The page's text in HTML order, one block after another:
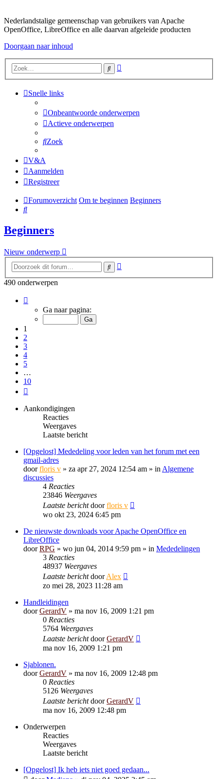
Nederlandstalige gemeenschap van gebruikers van Apache
OpenOffice, LibreOffice en alle daarvan afgeleide producten
Doorgaan naar inhoud
Zoek
Snelle links
Onbeantwoorde onderwerpen
Actieve onderwerpen
Zoek
V&A
Aanmelden
Registreer
Forumoverzicht Om te beginnen Beginners
Zoek
Beginners
Nieuw onderwerp
Zoek
490 onderwerpen
van
Ga naar pagina:
1
2
3
4
5
…
10
Aankondigingen
Reacties
Weergaves
Laatste bericht
[Opgelost] Mededeling voor leden van het forum met een
gmail-adres
doorfloris v » za apr 27, 2024 12:54 am » in Algemene
discussies
4 Reacties
23846 Weergaves
Laatste berichtdoorfloris v
wo okt 23, 2024 6:45 pm
De nieuwste downloads voor Apache OpenOffice en
LibreOffice
doorRPG » wo jun 04, 2014 9:59 pm » in Mededelingen
3 Reacties
48937 Weergaves
Laatste berichtdoorAlex
zo mei 28, 2023 11:28 am
Handleidingen
doorGerardV » ma nov 16, 2009 1:21 pm
0 Reacties
5764 Weergaves
Laatste berichtdoorGerardV
ma nov 16, 2009 1:21 pm
Sjablonen.
doorGerardV » ma nov 16, 2009 12:48 pm
0 Reacties
5126 Weergaves
Laatste berichtdoorGerardV
ma nov 16, 2009 12:48 pm
Onderwerpen
Reacties
Weergaves
Laatste bericht
[Opgelost] Ik heb iets niet goed gedaan...